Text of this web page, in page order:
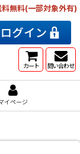
無料(一部対象外有)
カート 問い合わせ
イページ